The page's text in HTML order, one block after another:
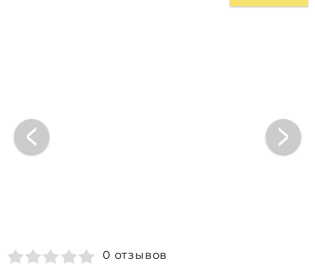
0 отзывов